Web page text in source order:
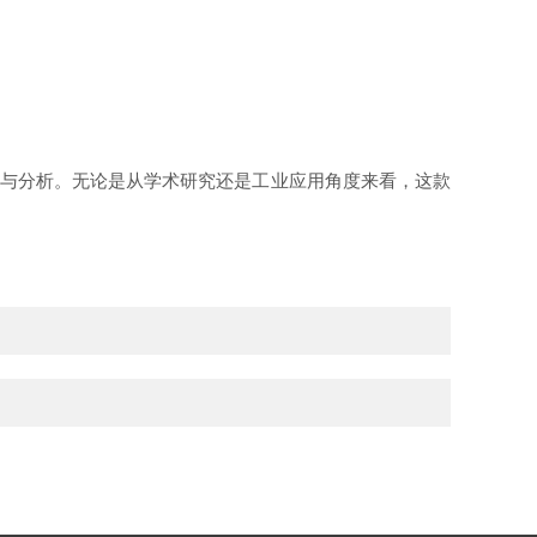
析。无论是从学术研究还是工业应用角度来看，这款